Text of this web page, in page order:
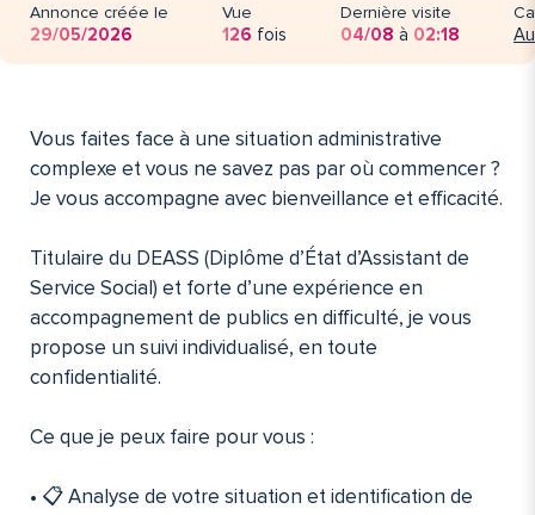
Annonce créée le
29/05/2026
Vue
126 fois
Dernière visite
04/08 à 02:18
Vous faites face à une situation administrative
complexe et vous ne savez pas par où commencer ?
Je vous accompagne avec bienveillance et efficacité.
Titulaire du DEASS (Diplôme d’État d’Assistant de
Service Social) et forte d’une expérience en
accompagnement de publics en difficulté, je vous
propose un suivi individualisé, en toute
confidentialité.
Ce que je peux faire pour vous :
• 📋 Analyse de votre situation et identification de